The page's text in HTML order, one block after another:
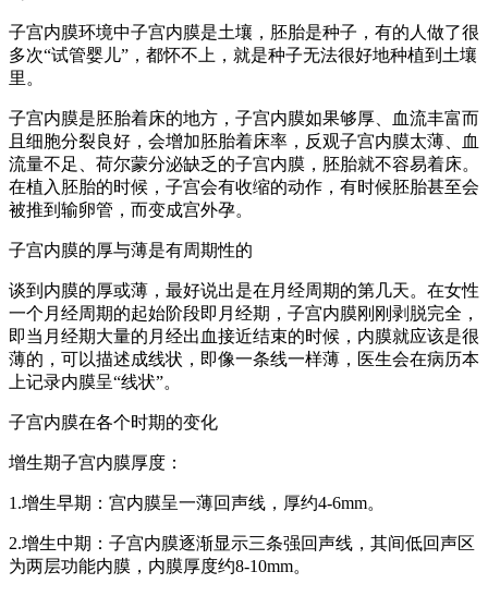
子宫内膜环境中子宫内膜是土壤，胚胎是种子，有的人做了很
多次“试管婴儿”，都怀不上，就是种子无法很好地种植到土壤
里。
子宫内膜是胚胎着床的地方，子宫内膜如果够厚、血流丰富而
且细胞分裂良好，会增加胚胎着床率，反观子宫内膜太薄、血
流量不足、荷尔蒙分泌缺乏的子宫内膜，胚胎就不容易着床。
在植入胚胎的时候，子宫会有收缩的动作，有时候胚胎甚至会
被推到输卵管，而变成宫外孕。
子宫内膜的厚与薄是有周期性的
谈到内膜的厚或薄，最好说出是在月经周期的第几天。在女性
一个月经周期的起始阶段即月经期，子宫内膜刚刚剥脱完全，
即当月经期大量的月经出血接近结束的时候，内膜就应该是很
薄的，可以描述成线状，即像一条线一样薄，医生会在病历本
上记录内膜呈“线状”。
子宫内膜在各个时期的变化
增生期子宫内膜厚度：
1.增生早期：宫内膜呈一薄回声线，厚约4-6mm。
2.增生中期：子宫内膜逐渐显示三条强回声线，其间低回声区
为两层功能内膜，内膜厚度约8-10mm。